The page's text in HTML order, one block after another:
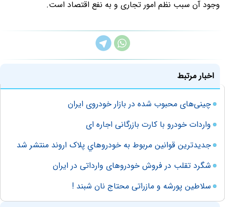
وجود آن سبب نظم امور تجاری و به نفع اقتصاد است.
اخبار مرتبط
چینی‌های محبوب شده در بازار خودروی ایران
واردات خودرو با کارت بازرگانی اجاره ای
جدیدترین قوانين مربوط به خودروهاي پلاک اروند منتشر شد
شگرد تقلب در فروش خودروهای وارداتی در ایران
سلاطین پورشه و مازراتی محتاج نان شبند !